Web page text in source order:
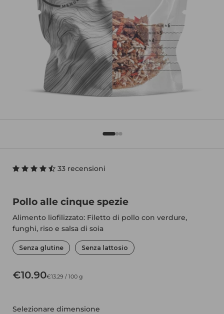
33 recensioni
Pollo alle cinque spezie
Alimento liofilizzato: Filetto di pollo con verdure,
funghi, riso e salsa di soia
Senza glutine Senza lattosio
€10.90€13.29 / 100 g
Selezionare dimensione